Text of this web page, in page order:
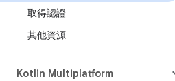
取得認證
其他資源
Kotlin Multiplatform